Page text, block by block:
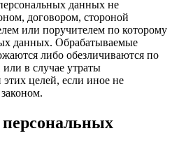
данных не
договором, стороной
или поручителем по которому
данных. Обрабатываемые
либо обезличиваются по
в случае утраты
целей, если иное не